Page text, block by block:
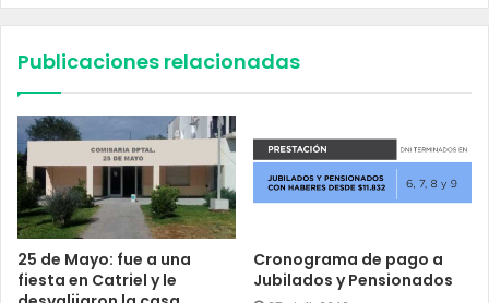
Publicaciones relacionadas
25 de Mayo: fue a una
fiesta en Catriel y le
Cronograma de pago a
Jubilados y Pensionados